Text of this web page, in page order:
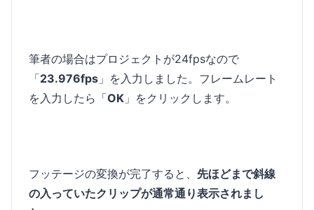
筆者の場合はプロジェクトが24fpsなので
「23.976fps 」を入力しました。フレームレート
を入力したら「OK 」をクリックします。
フッテージの変換が完了すると、 先ほどまで斜線
の入っていたクリップが通常通り表示されまし